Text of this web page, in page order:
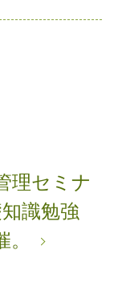
理セミナ
識勉強